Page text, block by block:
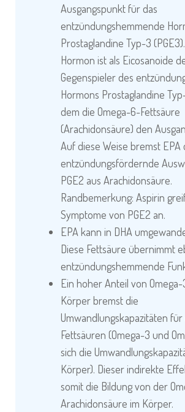
Ausgangspunkt für das
entzündungshemmende
Prostaglandine Typ-3
Hormon ist als Eicosanoide
Gegenspieler des
Hormons Prostaglandine
dem die Omega-6-Fettsäure
(Arachidonsäure) den
Auf diese Weise bremst EPA
entzündungsfördernde
PGE2 aus Arachidonsäure.
Randbemerkung: Aspirin
Symptome von PGE2 an.
EPA kann in DHA
Diese Fettsäure übernimmt
entzündungshemmende
Ein hoher Anteil von Omega-
Körper bremst die
Umwandlungskapazitäten
Fettsäuren (Omega-3 und
sich die
Körper). Dieser indirekte
somit die Bildung von der
Arachidonsäure im Körper.